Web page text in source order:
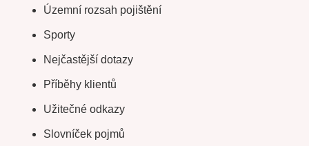
Územní rozsah pojištění
Sporty
Nejčastější dotazy
Příběhy klientů
Užitečné odkazy
Slovníček pojmů